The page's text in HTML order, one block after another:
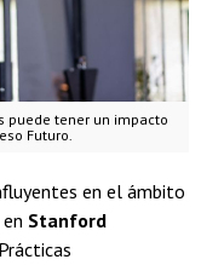
puede tener un impacto
Futuro.
en el ámbito
Stanford